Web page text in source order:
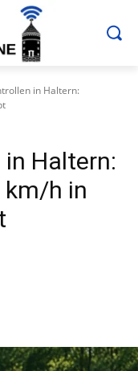
in Haltern:
Haltern:
h in